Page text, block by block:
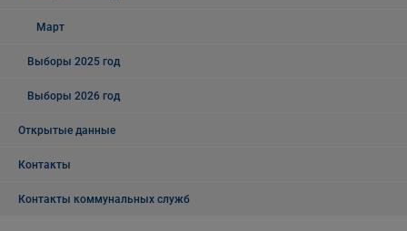
Март
Выборы 2025 год
Выборы 2026 год
Открытые данные
Контакты
Контакты коммунальных служб